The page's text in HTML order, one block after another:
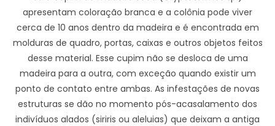
apresentam coloração branca e a colônia pode viver
cerca de 10 anos dentro da madeira e é encontrada em
molduras de quadro, portas, caixas e outros objetos feitos
desse material. Esse cupim não se desloca de uma
madeira para a outra, com exceção quando existir um
ponto de contato entre ambas. As infestações de novas
estruturas se dão no momento pós-acasalamento dos
indivíduos alados (siriris ou aleluias) que deixam a antiga